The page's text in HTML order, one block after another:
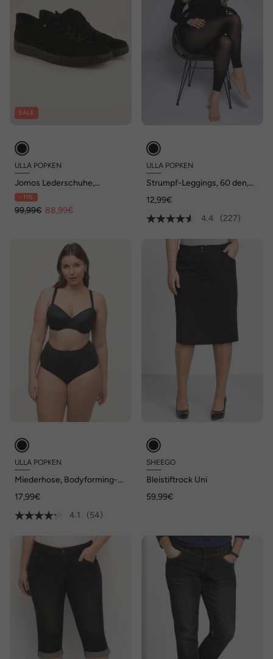
SALE
ULLA POPKEN
Jomos Lederschuhe,
Supersoft, Wechselfußbett,
Weite H
- 11%
99,99€ 88,99€
ULLA POPKEN
Strumpf-Leggings, 60 den,
12,99€
4.4
(227)
ULLA POPKEN
Miederhose, Bodyforming-
Shapewear
17,99€
4.1
(54)
SHEEGO
Bleistiftrock Uni
59,99€